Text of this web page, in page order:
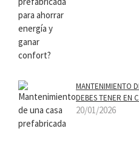
MANTENIMIENTO
DEBES TENER EN
20/01/2026